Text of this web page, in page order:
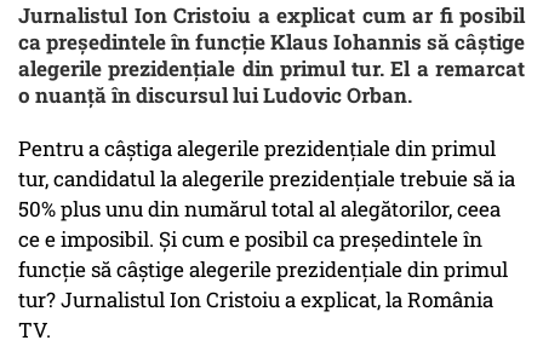
Jurnalistul Ion Cristoiu a explicat cum ar fi posibil
ca președintele în funcție Klaus Iohannis să câștige
alegerile prezidențiale din primul tur. El a remarcat
o nuanță în discursul lui Ludovic Orban.
Pentru a câștiga alegerile prezidențiale din primul
tur, candidatul la alegerile prezidențiale trebuie să ia
50% plus unu din numărul total al alegătorilor, ceea
ce e imposibil. Și cum e posibil ca președintele în
funcție să câștige alegerile prezidențiale din primul
tur? Jurnalistul Ion Cristoiu a explicat, la România
TV.